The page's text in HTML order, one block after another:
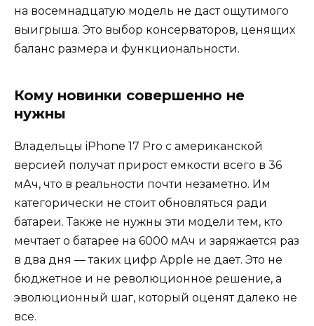
на восемнадцатую модель не даст ощутимого
выигрыша. Это выбор консерваторов, ценящих
баланс размера и функциональности.
Кому новинки совершенно не
нужны
Владельцы iPhone 17 Pro с американской
версией получат прирост емкости всего в 36
мАч, что в реальности почти незаметно. Им
категорически не стоит обновляться ради
батареи. Также не нужны эти модели тем, кто
мечтает о батарее на 6000 мАч и заряжается раз
в два дня — таких цифр Apple не дает. Это не
бюджетное и не революционное решение, а
эволюционный шаг, который оценят далеко не
все.